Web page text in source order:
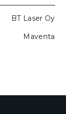
BT Laser Oy
Maventa